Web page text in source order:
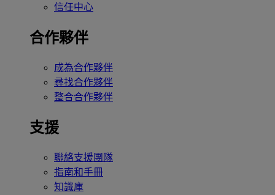
信任中心
合作夥伴
成為合作夥伴
尋找合作夥伴
整合合作夥伴
支援
聯絡支援團隊
指南和手冊
知識庫